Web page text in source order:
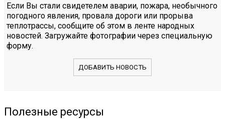
Если Вы стали свидетелем аварии, пожара, необычного
погодного явления, провала дороги или прорыва
теплотрассы, сообщите об этом в ленте народных
новостей. Загружайте фотографии через специальную
форму.
ДОБАВИТЬ НОВОСТЬ
Полезные ресурсы